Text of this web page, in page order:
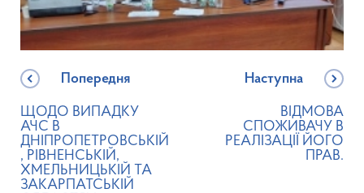
Попередня
ЩОДО ВИПАДКУ
АЧС В
ДНІПРОПЕТРОВСЬКІЙ
, РІВНЕНСЬКІЙ,
ХМЕЛЬНИЦЬКІЙ ТА
ЗАКАРПАТСЬКІЙ
Наступна
ВІДМОВА
СПОЖИВАЧУ В
РЕАЛІЗАЦІЇ ЙОГО
ПРАВ.